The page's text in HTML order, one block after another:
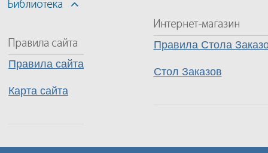
Правила Стола
Стол Заказов
Правила сайта
Карта сайта